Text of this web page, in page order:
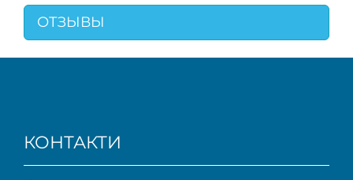
ОТЗЫВЫ
КОНТАКТИ